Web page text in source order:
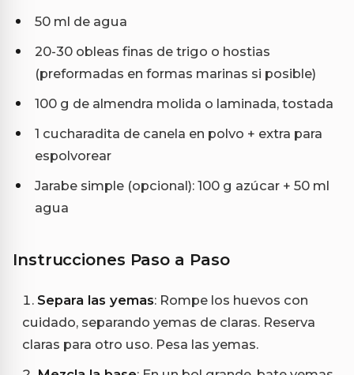
50 ml de agua
20-30 obleas finas de trigo o hostias
(preformadas en formas marinas si posible)
100 g de almendra molida o laminada, tostada
1 cucharadita de canela en polvo + extra para
espolvorear
Jarabe simple (opcional): 100 g azúcar + 50 ml
agua
Instrucciones Paso a Paso
Separa las yemas: Rompe los huevos con
cuidado, separando yemas de claras. Reserva
claras para otro uso. Pesa las yemas.